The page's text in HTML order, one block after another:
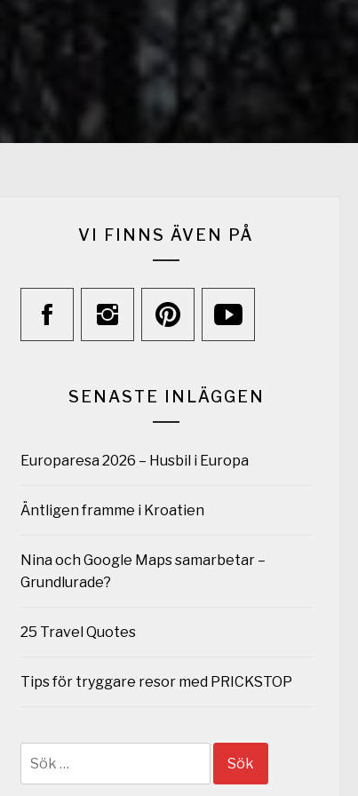
VI FINNS ÄVEN PÅ
SENASTE INLÄGGEN
Europaresa 2026 – Husbil i Europa
Äntligen framme i Kroatien
Nina och Google Maps samarbetar –
Grundlurade?
25 Travel Quotes
Tips för tryggare resor med PRICKSTOP